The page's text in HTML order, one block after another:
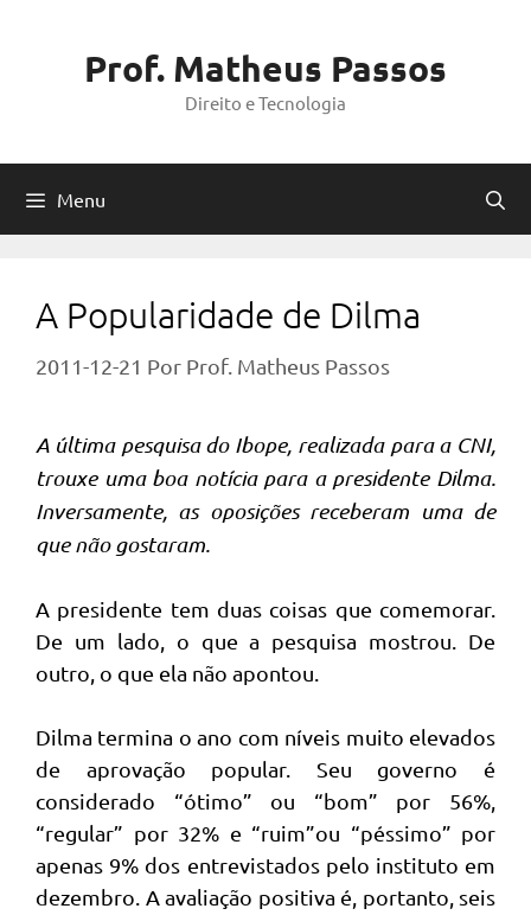
Prof. Matheus Passos
Direito e Tecnologia
Menu
A Popularidade de Dilma
2011-12-21 Por Prof. Matheus Passos
A última pesquisa do Ibope, realizada para a CNI,
trouxe uma boa notícia para a presidente Dilma.
Inversamente, as oposições receberam uma de
que não gostaram.
A presidente tem duas coisas que comemorar.
De um lado, o que a pesquisa mostrou. De
outro, o que ela não apontou.
Dilma termina o ano com níveis muito elevados
de aprovação popular. Seu governo é
considerado “ótimo” ou “bom” por 56%,
“regular” por 32% e “ruim”ou “péssimo” por
apenas 9% dos entrevistados pelo instituto em
dezembro. A avaliação positiva é, portanto, seis